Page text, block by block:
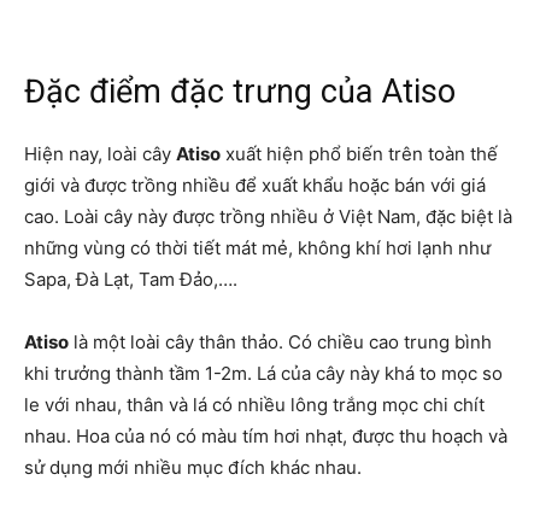
Đặc điểm đặc trưng của Atiso
Hiện nay, loài cây Atiso xuất hiện phổ biến trên toàn thế
giới và được trồng nhiều để xuất khẩu hoặc bán với giá
cao. Loài cây này được trồng nhiều ở Việt Nam, đặc biệt là
những vùng có thời tiết mát mẻ, không khí hơi lạnh như
Sapa, Đà Lạt, Tam Đảo,….
Atiso là một loài cây thân thảo. Có chiều cao trung bình
khi trưởng thành tầm 1-2m. Lá của cây này khá to mọc so
le với nhau, thân và lá có nhiều lông trắng mọc chi chít
nhau. Hoa của nó có màu tím hơi nhạt, được thu hoạch và
sử dụng mới nhiều mục đích khác nhau.